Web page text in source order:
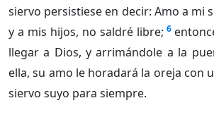
siervo persistiese en decir: Amo a mi
y a mis hijos, no saldré libre; 6
llegar a Dios, y arrimándole a la
ella, su amo le horadará la oreja con
siervo suyo para siempre.